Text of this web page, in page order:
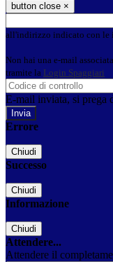
button close ×
all'indirizzo indicato con le
Non hai una e-mail
tramite la Login Spaggiari
E-mail inviata, si prega
Errore
Chiudi
Successo
Chiudi
Informazione
Chiudi
Attendere...
Attendere il